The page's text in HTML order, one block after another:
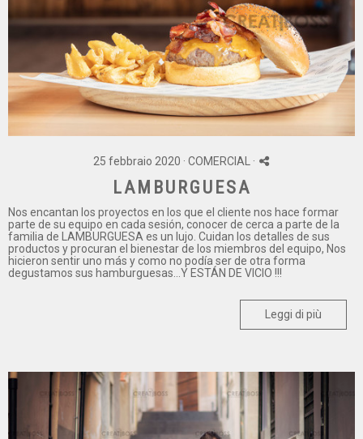
25 febbraio 2020 · COMERCIAL ·
LAMBURGUESA
Nos encantan los proyectos en los que el cliente nos hace formar
parte de su equipo en cada sesión, conocer de cerca a parte de la
familia de LAMBURGUESA es un lujo. Cuidan los detalles de sus
productos y procuran el bienestar de los miembros del equipo, Nos
hicieron sentir uno más y como no podía ser de otra forma
degustamos sus hamburguesas...Y ESTÁN DE VICIO !!!
Leggi di più